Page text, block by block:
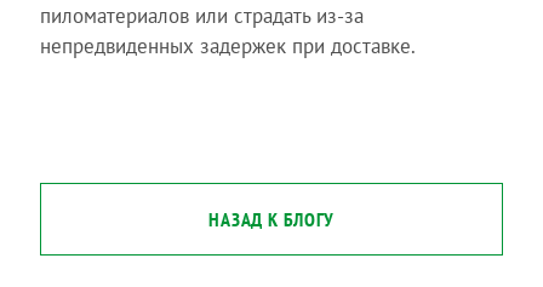
пиломатериалов или страдать из-за
непредвиденных задержек при доставке.
НАЗАД К БЛОГУ